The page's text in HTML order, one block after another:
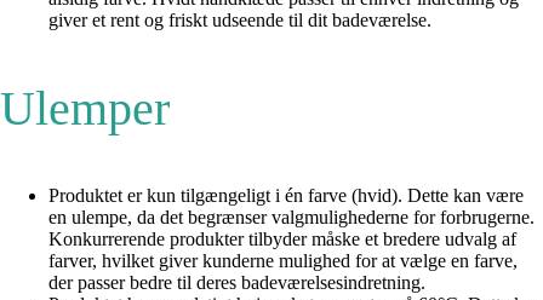
giver et rent og friskt udseende til dit badeværelse.
Ulemper
Produktet er kun tilgængeligt i én farve (hvid). Dette kan være
en ulempe, da det begrænser valgmulighederne for forbrugerne.
Konkurrerende produkter tilbyder måske et bredere udvalg af
farver, hvilket giver kunderne mulighed for at vælge en farve,
der passer bedre til deres badeværelsesindretning.